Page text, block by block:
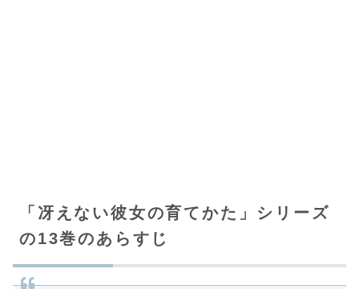
「冴えない彼女の育てかた」シリーズ
の13巻のあらすじ